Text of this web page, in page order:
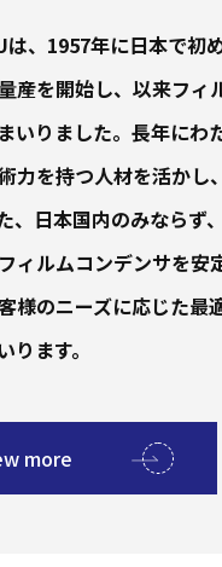
は、1957年に日本で初
産を開始し、以来フ
いりました。長年にわ
力を持つ人材を活かし
、日本国内のみならず
ィルムコンデンサを安
様のニーズに応じた最
ります。
more